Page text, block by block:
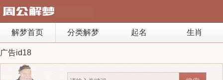
解梦首页 分类解梦 起名 生肖
广告id18